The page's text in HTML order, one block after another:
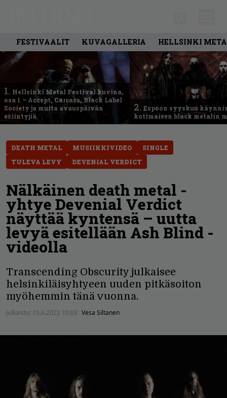
FESTIVAALIT KUVAGALLERIA HELLSINKI
1. Hellsinki Metal Festival kuvina,
osa 1 – Accept, Carcass, Black Label
Society ja muita avauspäivän
esiintyjiä
2. Espoon syyskuu
kotimaisen black metalin
DEATH METAL MUSIIKKIVIDEO
SINGLE
TULEVA LEVY
DEVENIAL VERDICT
Nälkäinen death metal -
yhtye Devenial Verdict
näyttää kyntensä – uutta
levyä esitellään Ash Blind -
videolla
Transcending Obscurity julkaisee
helsinkiläisyhtyeen uuden pitkäsoiton
myöhemmin tänä vuonna.
Julkaistu: 15.6.2022 10:03 Vesa Siltanen